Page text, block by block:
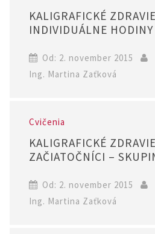
KALIGRAFICKÉ
INDIVIDUÁLNE HODINY
Od: 2. november 2015
Ing. Martina Zaťková
Cvičenia
KALIGRAFICKÉ
ZAČIATOČNÍCI –
Od: 2. november 2015
Ing. Martina Zaťková